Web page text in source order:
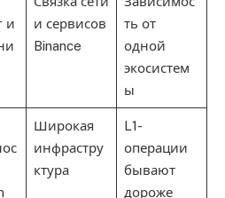
и
и сервисов
Binance
ть от
одной
экосистем
ы
Широкая
инфрастру
ктура
L1-
операции
бывают
дороже